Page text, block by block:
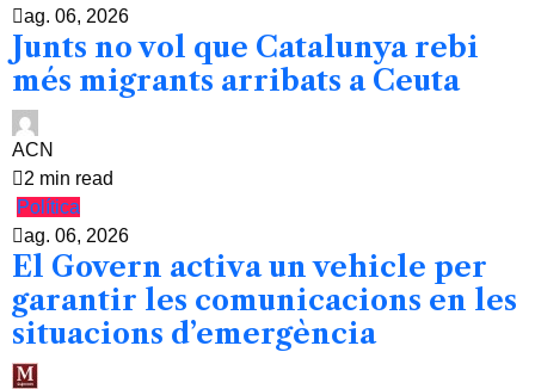
ag. 06, 2026
Junts no vol que Catalunya rebi
més migrants arribats a Ceuta
ACN
2 min read
Política
ag. 06, 2026
El Govern activa un vehicle per
garantir les comunicacions en les
situacions d’emergència